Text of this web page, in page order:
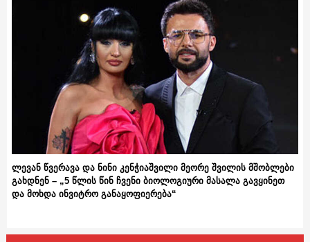
ლევან წვერავა და ნინი კენჭიაშვილი მეორე შვილის მშობლები
გახდნენ – „5 წლის წინ ჩვენი ბიოლოგიური მასალა გავყინეთ
და მოხდა ინვიტრო განაყოფიერება“